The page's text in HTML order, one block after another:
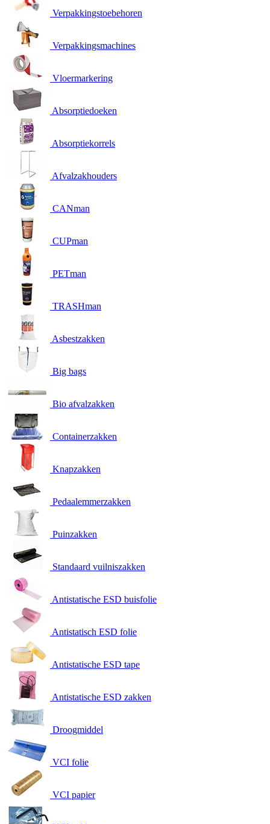
Verpakkingstoebehoren
Verpakkingsmachines
Vloermarkering
Absorptiedoeken
Absorptiekorrels
Afvalzakhouders
CANman
CUPman
PETman
TRASHman
Asbestzakken
Big bags
Bio afvalzakken
Containerzakken
Knapzakken
Pedaalemmerzakken
Puinzakken
Standaard vuilniszakken
Antistatische ESD buisfolie
Antistatisch ESD folie
Antistatische ESD tape
Antistatische ESD zakken
Droogmiddel
VCI folie
VCI papier